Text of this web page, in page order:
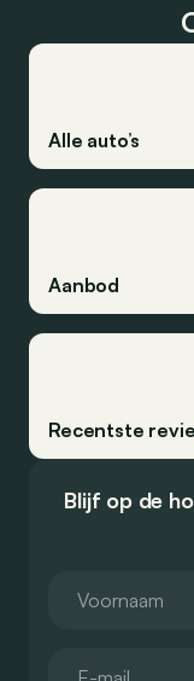
Alle auto’s
Aanbod
Recentste
Blijf op de